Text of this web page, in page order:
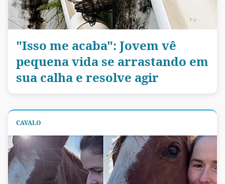
"Isso me acaba": Jovem vê
pequena vida se arrastando em
sua calha e resolve agir
CAVALO